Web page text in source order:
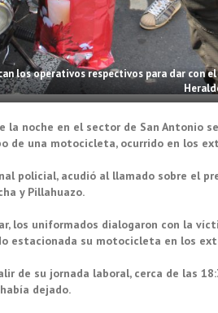
los operativos respectivos para dar con
la noche en el sector de San Antonio
de una motocicleta, ocurrido en los
policial, acudió al llamado sobre el
y Pillahuazo.
los uniformados dialogaron con la
estacionada su motocicleta en los
de su jornada laboral, cerca de las
dejado.